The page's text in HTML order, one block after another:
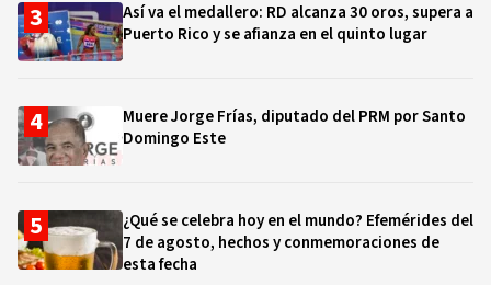
Así va el medallero: RD alcanza 30 oros, supera a
Puerto Rico y se afianza en el quinto lugar
Muere Jorge Frías, diputado del PRM por Santo
Domingo Este
¿Qué se celebra hoy en el mundo? Efemérides del
7 de agosto, hechos y conmemoraciones de
esta fecha